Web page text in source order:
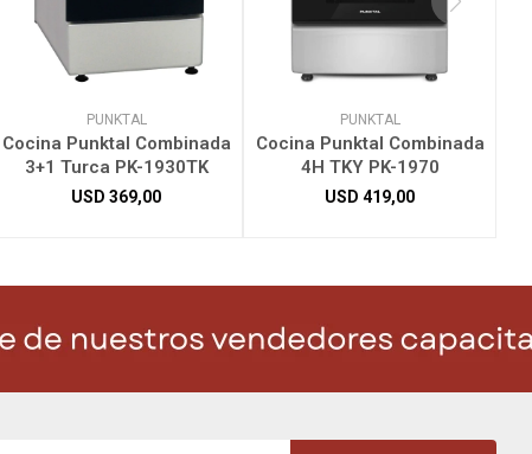
PUNKTAL
Cocina Punktal Combinada
3+1 Turca PK-1930TK
USD 369,00
PUNKTAL
Cocina Punktal Combinada
4H TKY PK-1970
USD 419,00